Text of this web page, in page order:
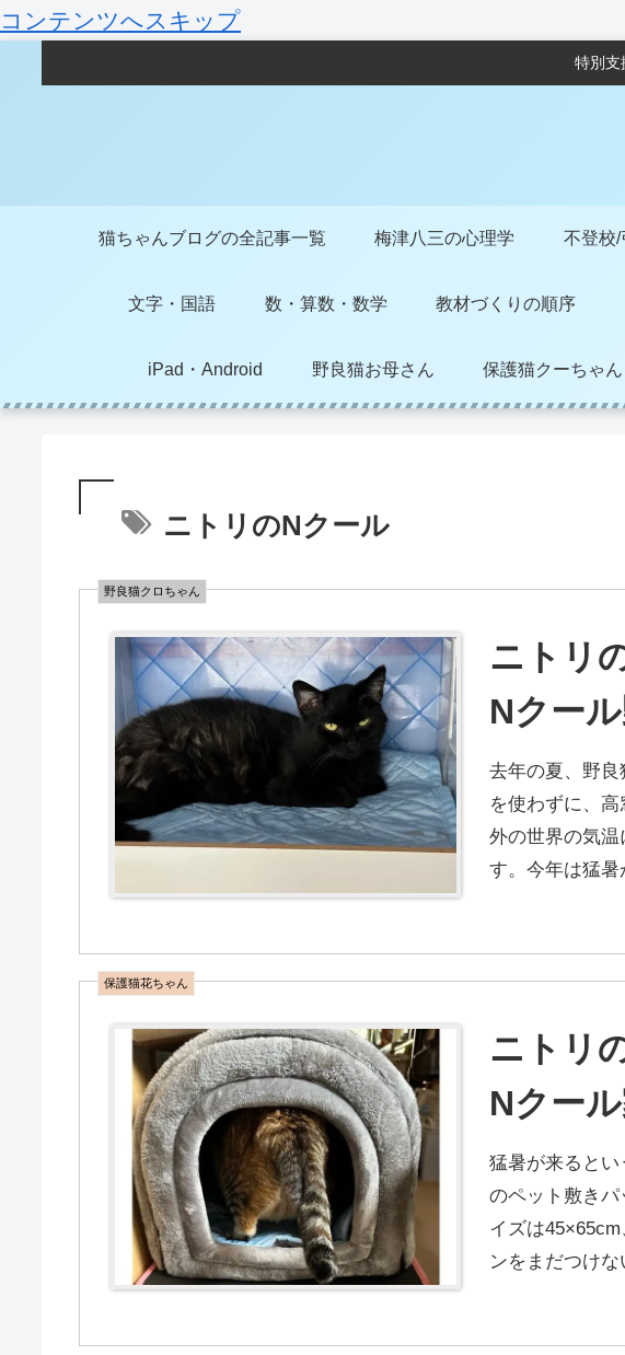
コンテンツへスキップ
特別
猫ちゃんブログの全記事一覧 梅津八三の心理学 不登校
文字・国語 数・算数・数学 教材づくりの順序
iPad・Android 野良猫お母さん 保護猫クーちゃん
ニトリのNクール
野良猫クロちゃん
ニトリ
Nクー
去年の夏、野
を使わずに、
外の世界の気
す。今年は猛
保護猫花ちゃん
ニトリ
Nクー
猛暑が来るとい
のペット敷き
イズは
ンをまだつけ